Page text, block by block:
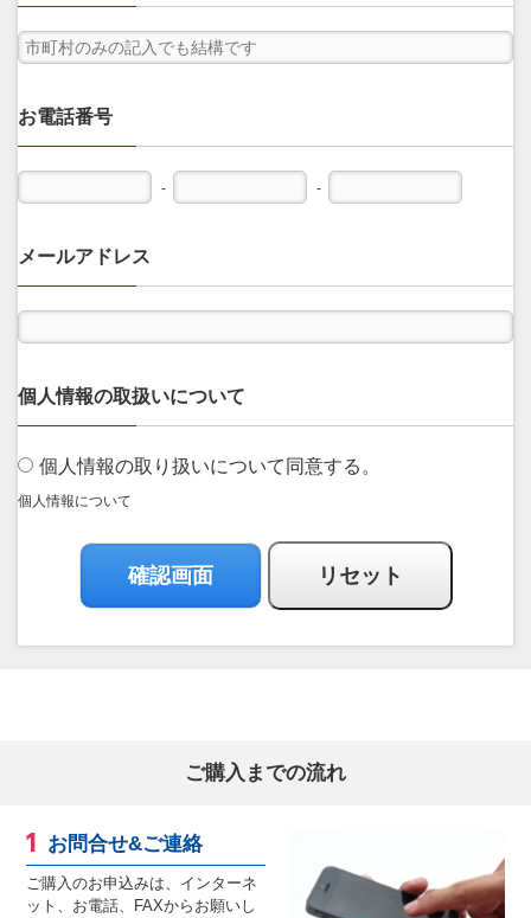
お電話番号
- -
メールアドレス
個人情報の取扱いについて
個人情報の取り扱いについて同意する。
個人情報について
ご購入までの流れ
お問合せ&ご連絡
ご購入のお申込みは、インターネ
ット、お電話、FAXからお願いし